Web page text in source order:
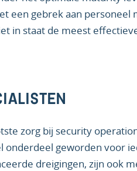
een gebrek aan personeel
in staat de meest
zorg bij security
geworden voor
dreigingen, zijn ook